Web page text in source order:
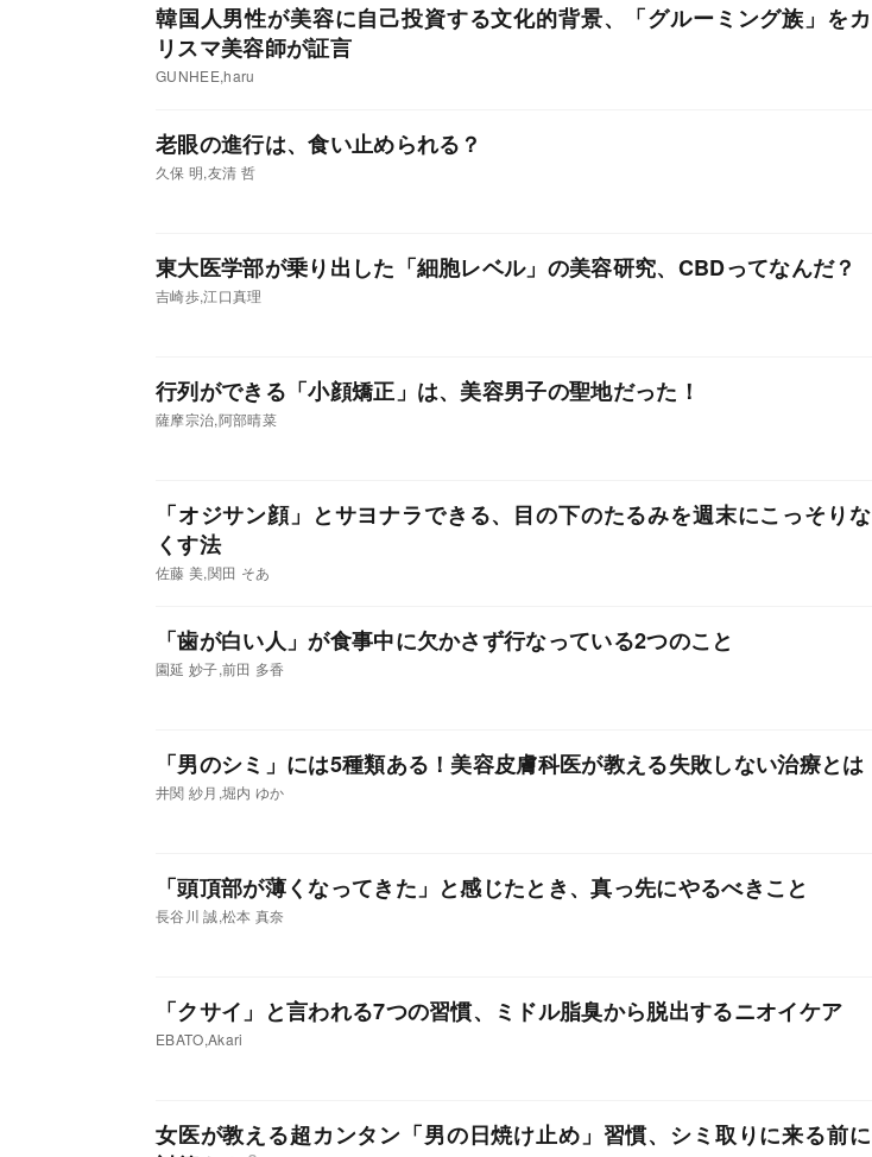
韓国人男性が美容に自己投資する文化的背景、「グルーミング族」をカ
リスマ美容師が証言
GUNHEE,haru
老眼の進行は、食い止められる？
久保 明,友清 哲
東大医学部が乗り出した「細胞レベル」の美容研究、CBDってなんだ？
吉崎歩,江口真理
行列ができる「小顔矯正」は、美容男子の聖地だった！
薩摩宗治,阿部晴菜
「オジサン顔」とサヨナラできる、目の下のたるみを週末にこっそりな
くす法
佐藤 美,関田 そあ
「歯が白い人」が食事中に欠かさず行なっている2つのこと
園延 妙子,前田 多香
「男のシミ」には5種類ある！美容皮膚科医が教える失敗しない治療とは
井関 紗月,堀内 ゆか
「頭頂部が薄くなってきた」と感じたとき、真っ先にやるべきこと
長谷川 誠,松本 真奈
「クサイ」と言われる7つの習慣、ミドル脂臭から脱出するニオイケア
EBATO,Akari
女医が教える超カンタン「男の日焼け止め」習慣、シミ取りに来る前に